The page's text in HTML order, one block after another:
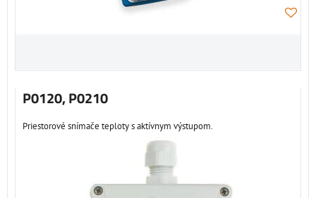
P0120, P0210
Priestorové snímače teploty s aktívnym výstupom.